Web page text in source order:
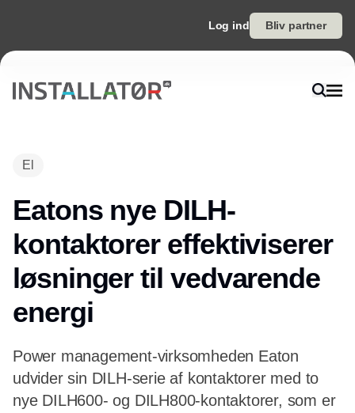
Log ind Bliv partner
El
Eatons nye DILH-
kontaktorer effektiviserer
løsninger til vedvarende
energi
Power management-virksomheden Eaton
udvider sin DILH-serie af kontaktorer med to
nye DILH600- og DILH800-kontaktorer, som er